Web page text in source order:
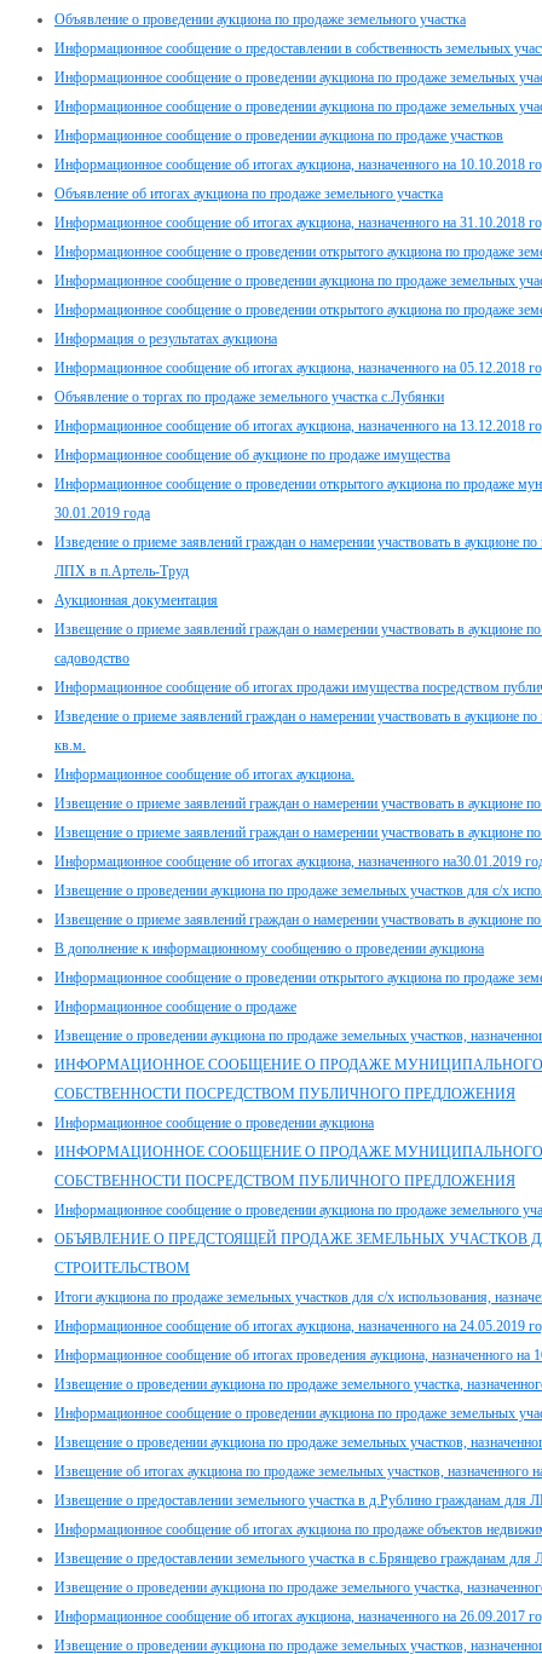
Объявление о проведении аукциона по продаже земельного участка
Информационное сообщение о предоставлении в собственность земельных
Информационное сообщение о проведении аукциона по продаже земельных
Информационное сообщение о проведении аукциона по продаже земельных
Информационное сообщение о проведении аукциона по продаже участков
Информационное сообщение об итогах аукциона, назначенного на 10.10.2018
Объявление об итогах аукциона по продаже земельного участка
Информационное сообщение об итогах аукциона, назначенного на 31.10.2018
Информационное сообщение о проведении открытого аукциона по продаже
Информационное сообщение о проведении аукциона по продаже земельных
Информационное сообщение о проведении открытого аукциона по продаже
Информация о результатах аукциона
Информационное сообщение об итогах аукциона, назначенного на 05.12.2018
Объявление о торгах по продаже земельного участка с.Лубянки
Информационное сообщение об итогах аукциона, назначенного на 13.12.2018
Информационное сообщение об аукционе по продаже имущества
Информационное сообщение о проведении открытого аукциона по продаже
30.01.2019 года
Изведение о приеме заявлений граждан о намерении участвовать в аукционе
ЛПХ в п.Артель-Труд
Аукционная документация
Извещение о приеме заявлений граждан о намерении участвовать в аукционе
садоводство
Информационное сообщение об итогах продажи имущества посредством
Изведение о приеме заявлений граждан о намерении участвовать в аукционе
кв.м.
Информационное сообщение об итогах аукциона.
Извещение о приеме заявлений граждан о намерении участвовать в аукционе
Извещение о приеме заявлений граждан о намерении участвовать в аукционе
Информационное сообщение об итогах аукциона, назначенного на30.01.2019
Извещение о проведении аукциона по продаже земельных участков для с/х
Извещение о приеме заявлений граждан о намерении участвовать в аукционе
В дополнение к информационному сообщению о проведении аукциона
Информационное сообщение о проведении открытого аукциона по продаже
Информационное сообщение о продаже
Извещение о проведении аукциона по продаже земельных участков,
ИНФОРМАЦИОННОЕ СООБЩЕНИЕ О ПРОДАЖЕ
СОБСТВЕННОСТИ ПОСРЕДСТВОМ ПУБЛИЧНОГО ПРЕДЛОЖЕНИЯ
Информационное сообщение о проведении аукциона
ИНФОРМАЦИОННОЕ СООБЩЕНИЕ О ПРОДАЖЕ
СОБСТВЕННОСТИ ПОСРЕДСТВОМ ПУБЛИЧНОГО ПРЕДЛОЖЕНИЯ
Информационное сообщение о проведении аукциона по продаже земельного
ОБЪЯВЛЕНИЕ О ПРЕДСТОЯЩЕЙ ПРОДАЖЕ ЗЕМЕЛЬНЫХ УЧАСТКОВ
СТРОИТЕЛЬСТВОМ
Итоги аукциона по продаже земельных участков для с/х использования,
Информационное сообщение об итогах аукциона, назначенного на 24.05.2019
Информационное сообщение об итогах проведения аукциона, назначенного на
Извещение о проведении аукциона по продаже земельного участка,
Информационное сообщение о проведении аукциона по продаже земельных
Извещение о проведении аукциона по продаже земельных участков,
Извещение об итогах аукциона по продаже земельных участков, назначенного
Извещение о предоставлении земельного участка в д.Рублино гражданам для
Информационное сообщение об итогах аукциона по продаже объектов
Извещение о предоставлении земельного участка в с.Брянцево гражданам
Извещение о проведении аукциона по продаже земельного участка,
Информационное сообщение об итогах аукциона, назначенного на 26.09.2017
Извещение о проведении аукциона по продаже земельных участков,